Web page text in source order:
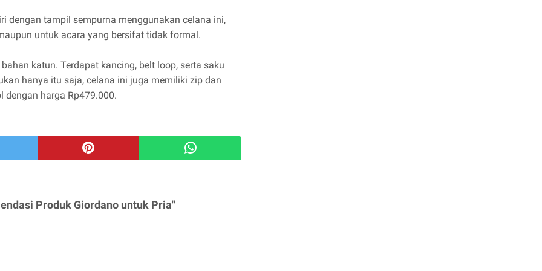
dengan tampil sempurna menggunakan celana ini,
untuk acara yang bersifat tidak formal.
katun. Terdapat kancing, belt loop, serta saku
hanya itu saja, celana ini juga memiliki zip dan
dengan harga Rp479.000.
Produk Giordano untuk Pria"